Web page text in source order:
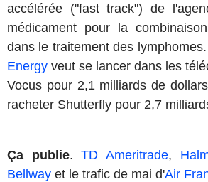
accélérée ("fast track") de
médicament pour la
dans le traitement des
Energy veut se lancer dans les
Vocus pour 2,1 milliards de
racheter Shutterfly pour 2,7
Ça publie.TD Ameritrade,
Bellway et le trafic de mai d'Air